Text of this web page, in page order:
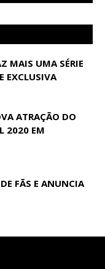
MAIS UMA SÉRIE
EXCLUSIVA
ATRAÇÃO DO
2020 EM
FÃS E ANUNCIA